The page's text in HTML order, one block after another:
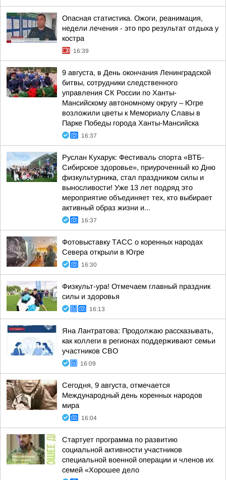
Опасная статистика. Ожоги, реанимация,
недели лечения - это про результат отдыха у
костра
16:39
9 августа, в День окончания Ленинградской
битвы, сотрудники следственного
управления СК России по Ханты-
Мансийскому автономному округу – Югре
возложили цветы к Мемориалу Славы в
Парке Победы города Ханты-Мансийска
16:37
Руслан Кухарук: Фестиваль спорта «ВТБ-
Сибирское здоровье», приуроченный ко Дню
физкультурника, стал праздником силы и
выносливости! Уже 13 лет подряд это
мероприятие объединяет тех, кто выбирает
активный образ жизни и...
16:37
Фотовыставку ТАСС о коренных народах
Севера открыли в Югре
16:30
Физкульт-ура! Отмечаем главный праздник
силы и здоровья
16:13
Яна Лантратова: Продолжаю рассказывать,
как коллеги в регионах поддерживают семьи
участников СВО
16:09
Сегодня, 9 августа, отмечается
Международный день коренных народов
мира
16:04
Стартует программа по развитию
социальной активности участников
специальной военной операции и членов их
семей «Хорошее дело